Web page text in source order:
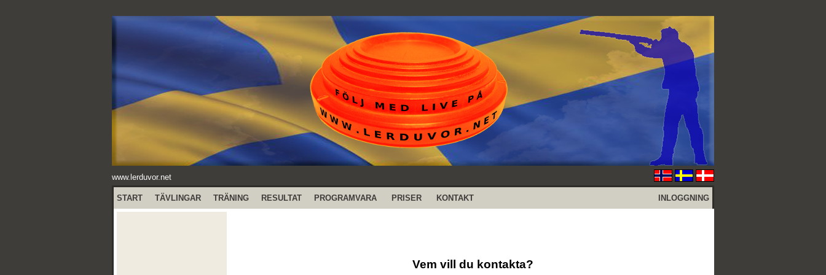
www.lerduvor.net
START TÄVLINGAR TRÄNING RESULTAT PROGRAMVARA PRISER KONTAKT INLOGGNING
Vem vill du kontakta?